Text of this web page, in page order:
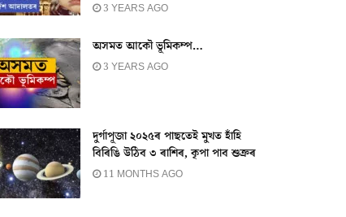
3 YEARS AGO
অসমত আকৌ ভূমিকম্প…
3 YEARS AGO
দুৰ্গাপূজা ২০২৫ৰ পাছতেই মুখত হাঁহি
বিৰিঙি উঠিব ৩ ৰাশিৰ, কৃপা পাব শুক্ৰৰ
11 MONTHS AGO